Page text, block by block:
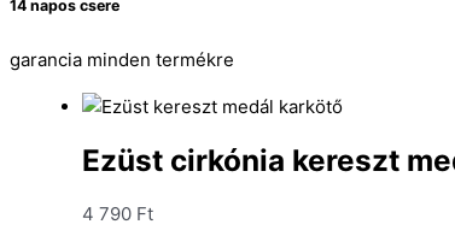
14 napos csere
garancia minden termékre
Ezüst cirkónia kereszt
4 790 Ft